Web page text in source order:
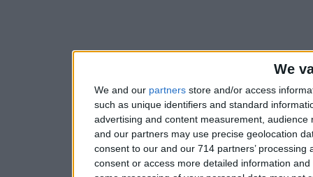
We
We and our partners store and/or access
such as unique identifiers and standard
advertising and content measurement,
and our partners may use precise geolocation
consent to our and our 714 partners’
consent or access more detailed information